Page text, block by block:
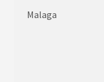
Malaga